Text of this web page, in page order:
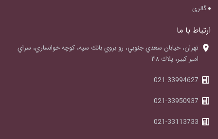
گالری
ارتباط با ما
‌تهران، خيابان سعدي جنوبي، رو بروي بانك سپه، كوچه خوانساري، سراي
امير كبير، پلاك ٣٨
021-33994627
021-33950937
021-33113733